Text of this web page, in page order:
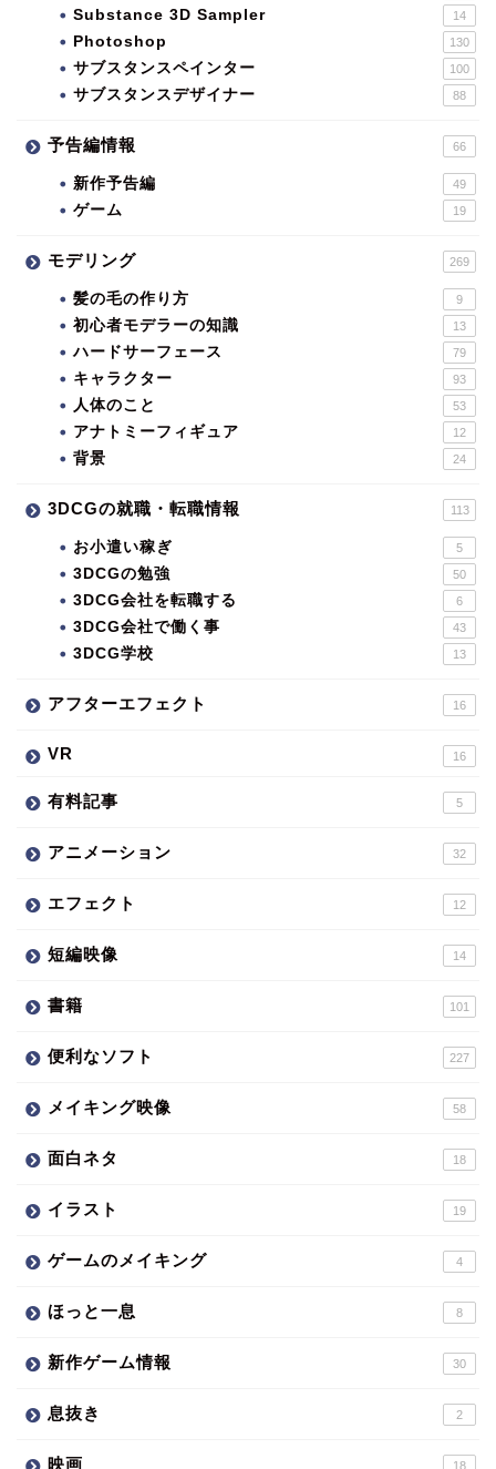
Substance 3D Sampler 14
Photoshop 130
サブスタンスペインター 100
サブスタンスデザイナー 88
予告編情報 66
新作予告編 49
ゲーム 19
モデリング 269
髪の毛の作り方 9
初心者モデラーの知識 13
ハードサーフェース 79
キャラクター 93
人体のこと 53
アナトミーフィギュア 12
背景 24
3DCGの就職・転職情報 113
お小遣い稼ぎ 5
3DCGの勉強 50
3DCG会社を転職する 6
3DCG会社で働く事 43
3DCG学校 13
アフターエフェクト 16
VR 16
有料記事 5
アニメーション 32
エフェクト 12
短編映像 14
書籍 101
便利なソフト 227
メイキング映像 58
面白ネタ 18
イラスト 19
ゲームのメイキング 4
ほっと一息 8
新作ゲーム情報 30
息抜き 2
映画 18